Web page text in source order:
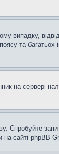
випадку,
та
на сервері
сайті phpBB